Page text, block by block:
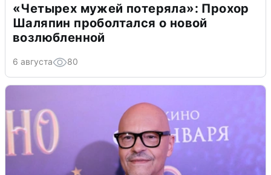
«Четырех мужей потеряла»: Прохор
Шаляпин проболтался о новой
возлюбленной
6 августа 80